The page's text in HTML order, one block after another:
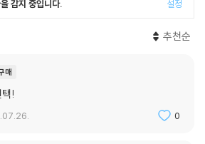
감지 중입니다. 설정
추천순
매
!
0